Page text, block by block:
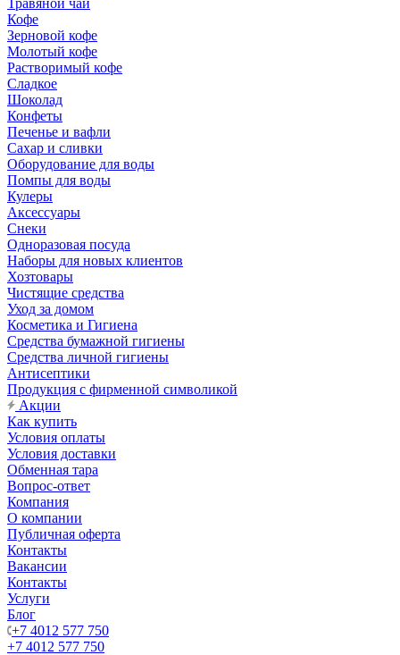
Травяной чай
Кофе
Зерновой кофе
Молотый кофе
Растворимый кофе
Сладкое
Шоколад
Конфеты
Печенье и вафли
Сахар и сливки
Оборудование для воды
Помпы для воды
Кулеры
Аксессуары
Снеки
Одноразовая посуда
Наборы для новых клиентов
Хозтовары
Чистящие средства
Уход за домом
Косметика и Гигиена
Средства бумажной гигиены
Средства личной гигиены
Антисептики
Продукция с фирменной символикой
Акции
Как купить
Условия оплаты
Условия доставки
Обменная тара
Вопрос-ответ
Компания
О компании
Публичная оферта
Контакты
Вакансии
Контакты
Услуги
Блог
+7 4012 577 750
+7 4012 577 750